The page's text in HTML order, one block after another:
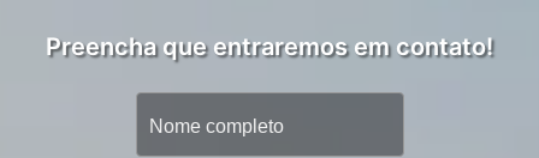
Preencha que entraremos em contato!